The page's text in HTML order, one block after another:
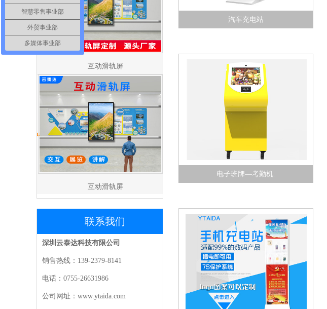
互动滑轨屏
互动滑轨屏
联系我们
深圳云泰达科技有限公司
销售热线：139-2379-8141
电话：0755-26631986
公司网址：www.ytaida.com
汽车充电站
电子班牌—考勤机.
智慧零售事业部
外贸事业部
多媒体事业部